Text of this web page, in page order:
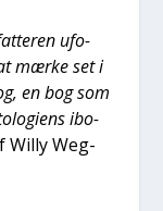
ufo-
mær­ke set i
en bog som
ibo­
Wil­ly Weg­